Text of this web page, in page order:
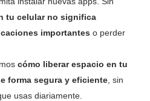
tu celular no significa
importantes o perder
cómo liberar espacio en tu
forma segura y eficiente, sin
usas diariamente.